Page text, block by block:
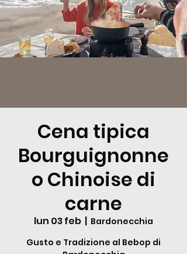
Cena tipica
Bourguignonne
o Chinoise di
carne
lun 03 feb
  |
Bardonecchia
Gusto e Tradizione al Bebop di